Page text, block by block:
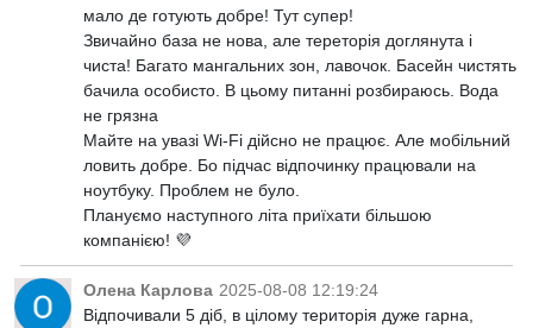
мало де готують добре! Тут супер!
Звичайно база не нова, але тереторія доглянута і
чиста! Багато мангальних зон, лавочок. Басейн чистять
бачила особисто. В цьому питанні розбираюсь. Вода
не грязна
Майте на увазі Wi-Fi дійсно не працює. Але мобільний
ловить добре. Бо підчас відпочинку працювали на
ноутбуку. Проблем не було.
Плануємо наступного літа приїхати більшою
компанією! 💜
Олена Карлова 2025-08-08 12:19:24
Відпочивали 5 діб, в цілому територія дуже гарна,